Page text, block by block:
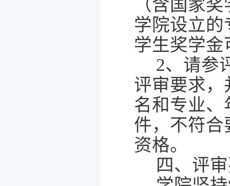
（含国家
学院设立
学生奖学金
2、请参
评审要求，
名和专业
件，不符合
资格。
四、评